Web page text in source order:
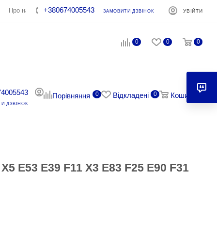
Про нас Контакти
+380674005543 ЗАМОВИТИ ДЗВІНОК УВІЙТИ
0 0 0
ДЗВІНОК
Порівняння 0 Відкладені 0 Кошик 0
E53 E39 F11 X3 E83 F25 E90 F31